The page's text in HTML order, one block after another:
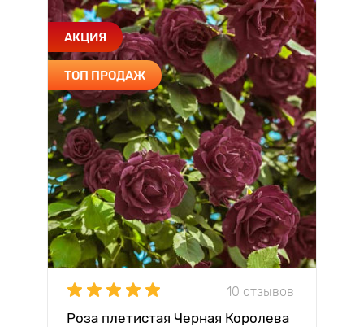
АКЦИЯ
ТОП ПРОДАЖ
10 отзывов
Роза плетистая Черная Королева